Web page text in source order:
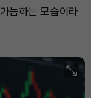
늠하는 모습이라